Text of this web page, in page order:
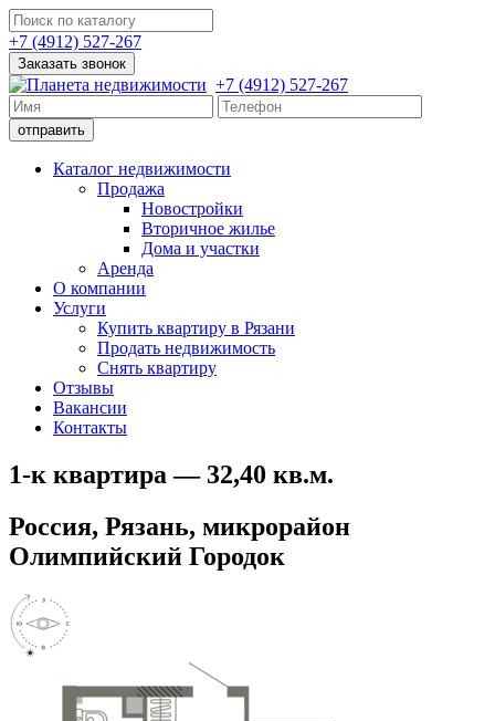
+7 (4912) 527-267
Заказать звонок
+7 (4912) 527-267
Каталог недвижимости
Продажа
Новостройки
Вторичное жилье
Дома и участки
Аренда
О компании
Услуги
Купить квартиру в Рязани
Продать недвижимость
Снять квартиру
Отзывы
Вакансии
Контакты
1-к квартира — 32,40 кв.м.
Россия, Рязань, микрорайон
Олимпийский Городок